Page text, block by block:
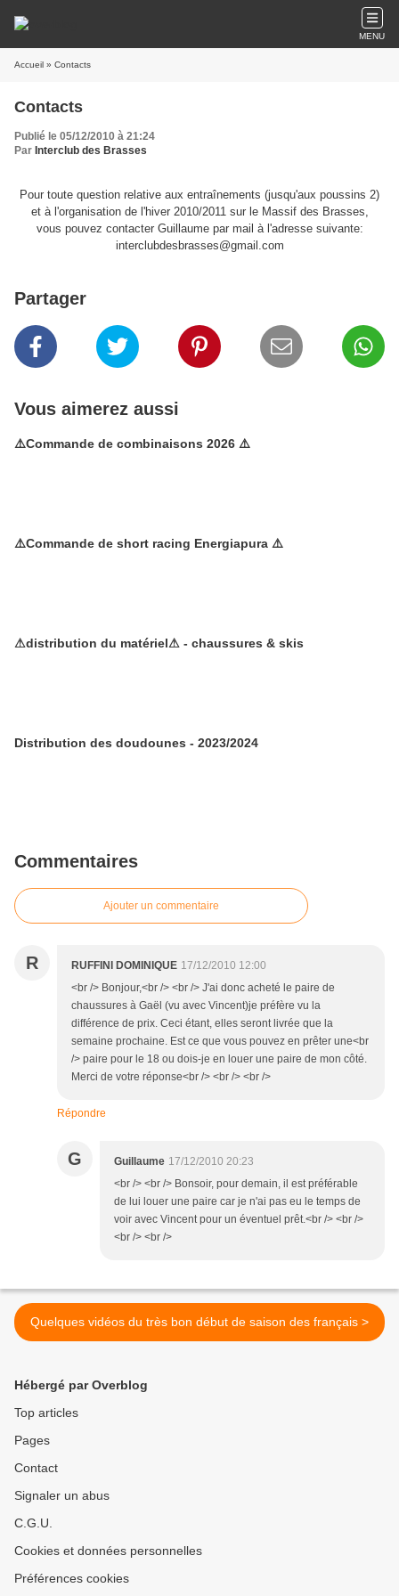
MENU
Accueil » Contacts
Contacts
Publié le 05/12/2010 à 21:24
Par Interclub des Brasses
Pour toute question relative aux entraînements (jusqu'aux poussins 2)
et à l'organisation de l'hiver 2010/2011 sur le Massif des Brasses,
vous pouvez contacter Guillaume par mail à l'adresse suivante:
interclubdesbrasses@gmail.com
Partager
Vous aimerez aussi
⚠️Commande de combinaisons 2026 ⚠️
⚠️Commande de short racing Energiapura ⚠️
⚠distribution du matériel⚠ - chaussures & skis
Distribution des doudounes - 2023/2024
Commentaires
Ajouter un commentaire
R RUFFINI DOMINIQUE 17/12/2010 12:00
<br /> Bonjour,<br /> <br /> J'ai donc acheté le paire de
chaussures à Gaël (vu avec Vincent)je préfère vu la
différence de prix. Ceci étant, elles seront livrée que la
semaine prochaine. Est ce que vous pouvez en prêter une<br
/> paire pour le 18 ou dois-je en louer une paire de mon côté.
Merci de votre réponse<br /> <br /> <br />
Répondre
G Guillaume 17/12/2010 20:23
<br /> <br /> Bonsoir, pour demain, il est préférable
de lui louer une paire car je n'ai pas eu le temps de
voir avec Vincent pour un éventuel prêt.<br /> <br />
<br /> <br />
Quelques vidéos du très bon début de saison des français >
Hébergé par Overblog
Top articles
Pages
Contact
Signaler un abus
C.G.U.
Cookies et données personnelles
Préférences cookies